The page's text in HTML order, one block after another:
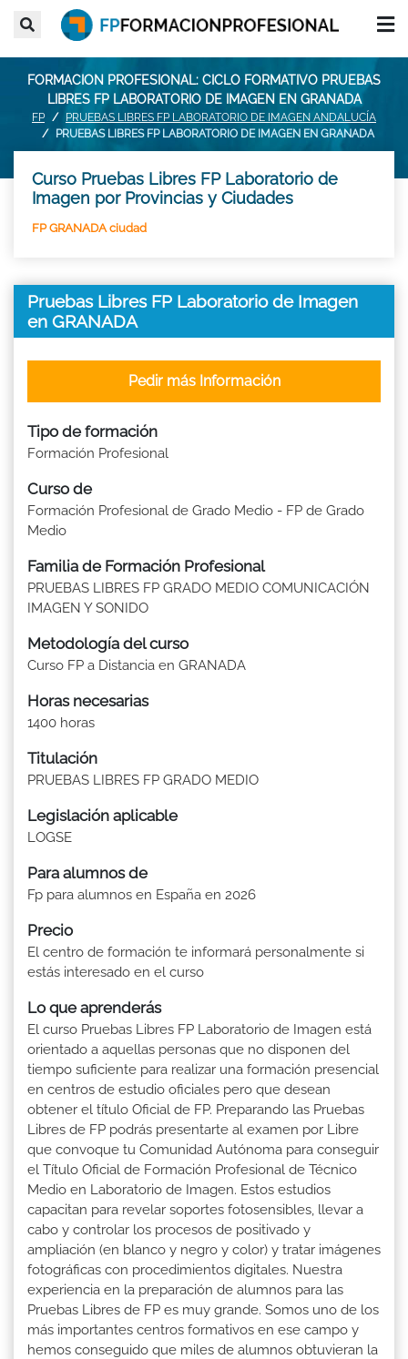
FORMACION PROFESIONAL: CICLO FORMATIVO PRUEBAS
LIBRES FP LABORATORIO DE IMAGEN EN GRANADA
FP
PRUEBAS LIBRES FP LABORATORIO DE IMAGEN ANDALUCÍA
PRUEBAS LIBRES FP LABORATORIO DE IMAGEN EN GRANADA
Curso Pruebas Libres FP Laboratorio de
Imagen por Provincias y Ciudades
FP GRANADA ciudad
Pruebas Libres FP Laboratorio de Imagen
en GRANADA
Tipo de formación
Formación Profesional
Curso de
Formación Profesional de Grado Medio - FP de Grado
Medio
Familia de Formación Profesional
PRUEBAS LIBRES FP GRADO MEDIO COMUNICACIÓN
IMAGEN Y SONIDO
Metodología del curso
Curso FP a Distancia en GRANADA
Horas necesarias
1400 horas
Titulación
PRUEBAS LIBRES FP GRADO MEDIO
Legislación aplicable
LOGSE
Para alumnos de
Fp para alumnos en España en 2026
Precio
El centro de formación te informará personalmente si
estás interesado en el curso
Pedir más Información
Lo que aprenderás
El curso Pruebas Libres FP Laboratorio de Imagen está
orientado a aquellas personas que no disponen del
tiempo suficiente para realizar una formación presencial
en centros de estudio oficiales pero que desean
obtener el título Oficial de FP. Preparando las Pruebas
Libres de FP podrás presentarte al examen por Libre
que convoque tu Comunidad Autónoma para conseguir
el Título Oficial de Formación Profesional de Técnico
Medio en Laboratorio de Imagen. Estos estudios
capacitan para revelar soportes fotosensibles, llevar a
cabo y controlar los procesos de positivado y
ampliación (en blanco y negro y color) y tratar imágenes
fotográficas con procedimientos digitales. Nuestra
experiencia en la preparación de alumnos para las
Pruebas Libres de FP es muy grande. Somos uno de los
más importantes centros formativos en ese campo y
hemos conseguido que miles de alumnos obtuvieran la